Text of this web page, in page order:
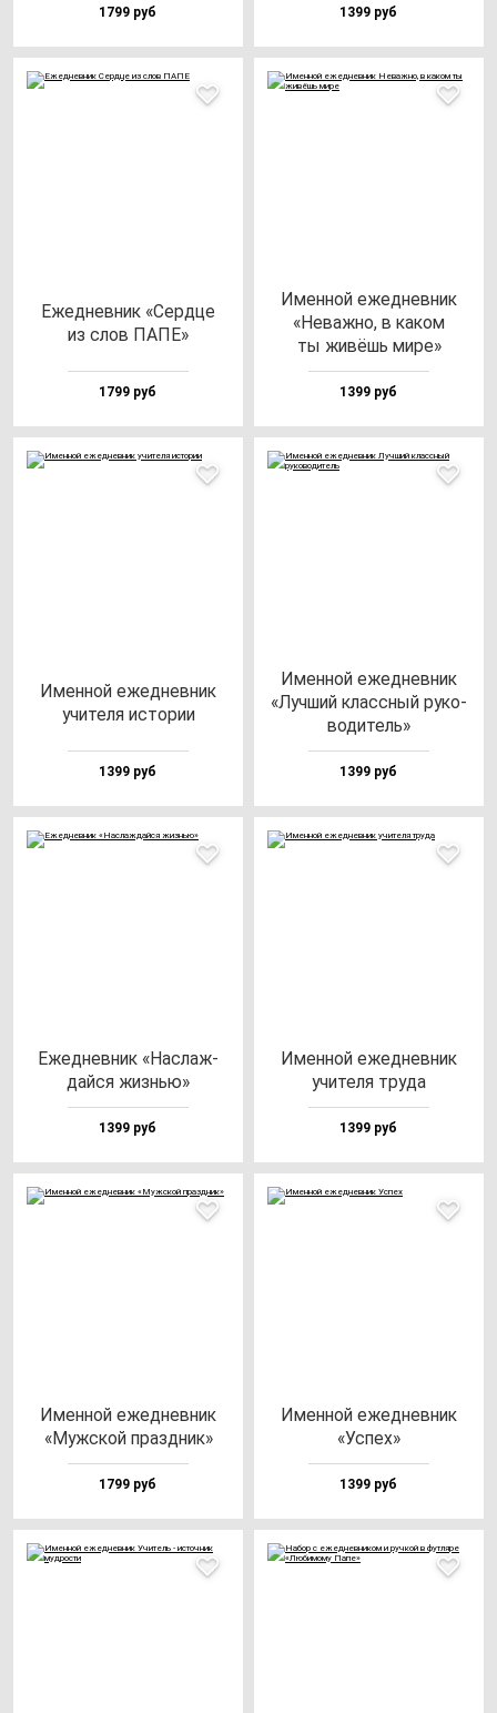
1799 руб 1399 руб
Ежед­нев­ник «Сер­дце
из слов ПАПЕ»
1799 руб
Имен­ной ежед­нев­ник
«Неваж­но, в ка­ком
ты жи­вёшь ми­ре»
1399 руб
Имен­ной ежед­нев­ник
учи­те­ля ис­то­рии
1399 руб
Имен­ной ежед­нев­ник
«Луч­ший клас­сный ру­ко­
во­ди­тель»
1399 руб
Ежед­нев­ник «Нас­лаж­
дай­ся жизнью»
1399 руб
Имен­ной ежед­нев­ник
учи­те­ля тру­да
1399 руб
Имен­ной ежед­нев­ник
«Муж­ской праз­дник»
1799 руб
Имен­ной ежед­нев­ник
«Успех»
1399 руб